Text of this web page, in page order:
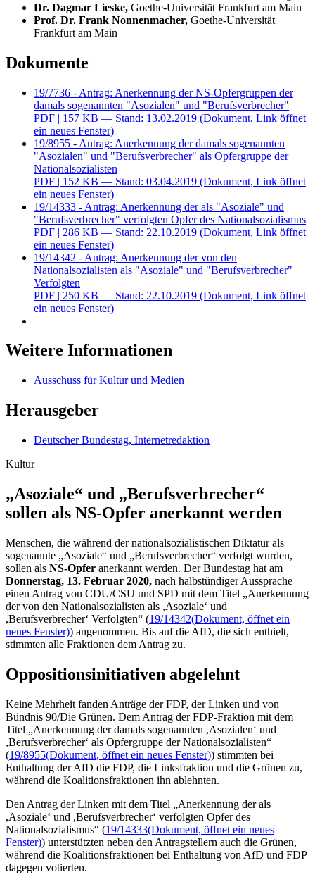
Dr. Dagmar Lieske, Goethe-Universität Frankfurt am Main
Prof. Dr. Frank Nonnenmacher, Goethe-Universität
Frankfurt am Main
Dokumente
19/7736 - Antrag: Anerkennung der NS-Opfergruppen der
damals sogenannten "Asozialen" und "Berufsverbrecher"
PDF | 157 KB — Stand: 13.02.2019 (Dokument, Link öffnet
ein neues Fenster)
19/8955 - Antrag: Anerkennung der damals sogenannten
"Asozialen" und "Berufsverbrecher" als Opfergruppe der
Nationalsozialisten
PDF | 152 KB — Stand: 03.04.2019 (Dokument, Link öffnet
ein neues Fenster)
19/14333 - Antrag: Anerkennung der als "Asoziale" und
"Berufsverbrecher" verfolgten Opfer des Nationalsozialismus
PDF | 286 KB — Stand: 22.10.2019 (Dokument, Link öffnet
ein neues Fenster)
19/14342 - Antrag: Anerkennung der von den
Nationalsozialisten als "Asoziale" und "Berufsverbrecher"
Verfolgten
PDF | 250 KB — Stand: 22.10.2019 (Dokument, Link öffnet
ein neues Fenster)
Weitere Informationen
Ausschuss für Kultur und Medien
Herausgeber
Deutscher Bundestag, Internetredaktion
Kultur
„Asoziale“ und „Berufsver­brecher“
sollen als NS-Opfer anerkannt werden
Menschen, die während der nationalsozialistischen Diktatur als
sogenannte „Asoziale“ und „Berufsverbrecher“ verfolgt wurden,
sollen als NS-Opfer anerkannt werden. Der Bundestag hat am
Donnerstag, 13. Februar 2020, nach halbstündiger Aussprache
einen Antrag von CDU/CSU und SPD mit dem Titel „Anerkennung
der von den Nationalsozialisten als ,Asoziale‘ und
,Berufsverbrecher‘ Verfolgten“ (19/14342(Dokument, öffnet ein
neues Fenster)) angenommen. Bis auf die AfD, die sich enthielt,
stimmten alle Fraktionen dem Antrag zu.
Oppositionsinitiativen abgelehnt
Keine Mehrheit fanden Anträge der FDP, der Linken und von
Bündnis 90/Die Grünen. Dem Antrag der FDP-Fraktion mit dem
Titel „Anerkennung der damals sogenannten ,Asozialen‘ und
,Berufsverbrecher‘ als Opfergruppe der Nationalsozialisten“
(19/8955(Dokument, öffnet ein neues Fenster)) stimmten bei
Enthaltung der AfD die FDP, die Linksfraktion und die Grünen zu,
während die Koalitionsfraktionen ihn ablehnten.
Den Antrag der Linken mit dem Titel „Anerkennung der als
,Asoziale‘ und ,Berufsverbrecher‘ verfolgten Opfer des
Nationalsozialismus“ (19/14333(Dokument, öffnet ein neues
Fenster)) unterstützten neben den Antragstellern auch die Grünen,
während die Koalitionsfraktionen bei Enthaltung von AfD und FDP
dagegen votierten.